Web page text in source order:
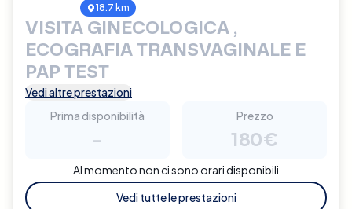
18.7 km
VISITA GINECOLOGICA ,
ECOGRAFIA TRANSVAGINALE E
PAP TEST
Vedi altre prestazioni
Prima disponibilità
-
Prezzo
180€
Al momento non ci sono orari disponibili
Vedi tutte le prestazioni